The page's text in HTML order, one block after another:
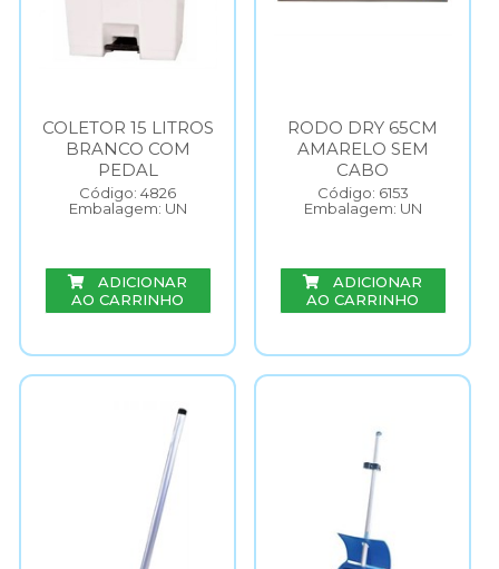
COLETOR 15 LITROS
BRANCO COM
PEDAL
Código: 4826
Embalagem: UN
ADICIONAR
AO CARRINHO
RODO DRY 65CM
AMARELO SEM
CABO
Código: 6153
Embalagem: UN
ADICIONAR
AO CARRINHO